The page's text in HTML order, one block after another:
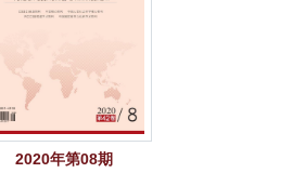
2020年第08期